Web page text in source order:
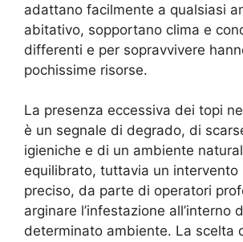
adattano facilmente a qualsiasi
abitativo, sopportano clima e
differenti e per sopravvivere
pochissime risorse.
La presenza eccessiva dei topi
è un segnale di degrado, di
igieniche e di un ambiente
equilibrato, tuttavia un intervento
preciso, da parte di operatori
arginare l’infestazione all’interno
determinato ambiente. La scelta